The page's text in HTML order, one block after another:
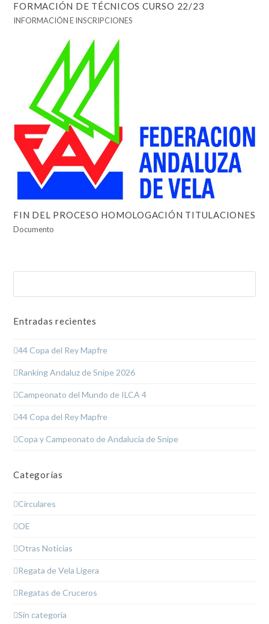
FORMACIÓN DE TÉCNICOS CURSO 22/23
INFORMACIÓN E INSCRIPCIONES
FIN DEL PROCESO HOMOLOGACIÓN TITULACIONES
Documento
Entradas recientes
44 Copa del Rey Mapfre
Ranking Andaluz de Snipe 2026
Campeonato del Mundo de ILCA 4
44 Copa del Rey Mapfre
Copa y Campeonato de Andalucía de Snipe
Categorías
Circulares
OE
Otras Noticias
Regata de Vela Ligera
Regatas de Cruceros
Sin categoría